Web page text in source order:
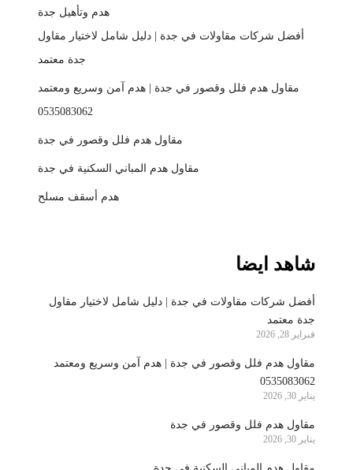
هدم وتأهيل جدة
أفضل شركات مقاولات في جدة | دليل شامل لاختيار مقاول
جدة معتمد
مقاول هدم فلل وقصور في جدة | هدم آمن وسريع ومعتمد
0535083062
مقاول هدم فلل وقصور في جدة
مقاول هدم المباني السكنية في جدة
هدم أسقف مسلح
شاهد ايضا
أفضل شركات مقاولات في جدة | دليل شامل لاختيار مقاول
جدة معتمد
فبراير 28, 2026
مقاول هدم فلل وقصور في جدة | هدم آمن وسريع ومعتمد
0535083062
يناير 30, 2026
مقاول هدم فلل وقصور في جدة
يناير 30, 2026